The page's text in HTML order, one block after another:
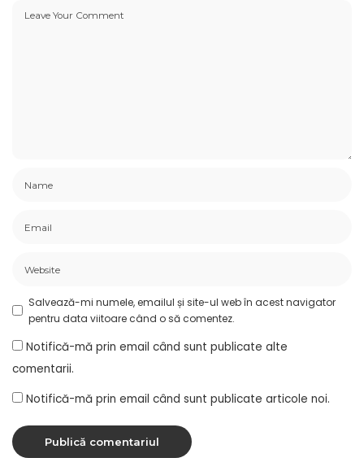
Salvează-mi numele, emailul și site-ul web în acest navigator
pentru data viitoare când o să comentez.
Notifică-mă prin email când sunt publicate alte
comentarii.
Notifică-mă prin email când sunt publicate articole noi.